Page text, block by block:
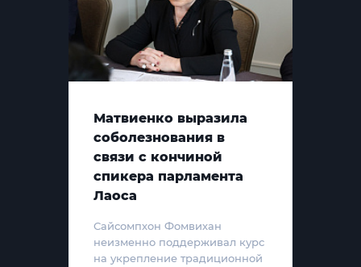
Матвиенко выразила
соболезнования в
связи с кончиной
спикера парламента
Лаоса
Сайсомпхон Фомвихан
неизменно поддерживал курс
на укрепление традиционной